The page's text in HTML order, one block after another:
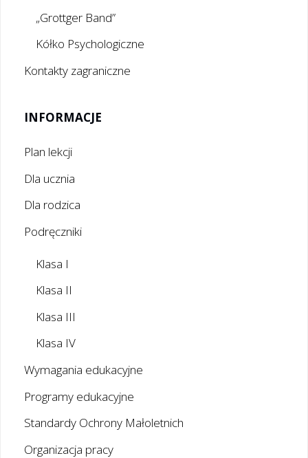
„Grottger Band”
Kółko Psychologiczne
Kontakty zagraniczne
INFORMACJE
Plan lekcji
Dla ucznia
Dla rodzica
Podręczniki
Klasa I
Klasa II
Klasa III
Klasa IV
Wymagania edukacyjne
Programy edukacyjne
Standardy Ochrony Małoletnich
Organizacja pracy